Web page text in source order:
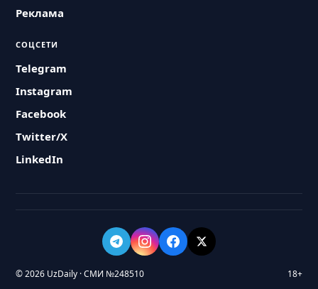
Реклама
СОЦСЕТИ
Telegram
Instagram
Facebook
Twitter/X
LinkedIn
© 2026 UzDaily · СМИ №248510 18+